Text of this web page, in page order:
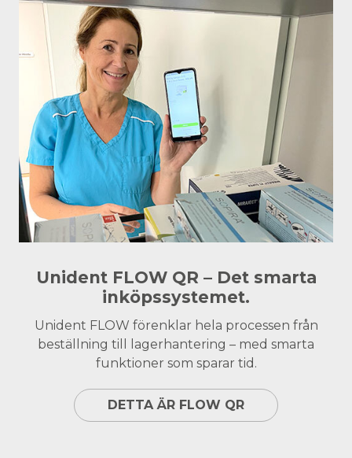
Unident FLOW QR – Det smarta
inköpssystemet.
Unident FLOW förenklar hela processen från
beställning till lagerhantering – med smarta
funktioner som sparar tid.
DETTA ÄR FLOW QR